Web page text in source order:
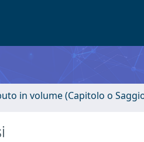
in volume (Capitolo o